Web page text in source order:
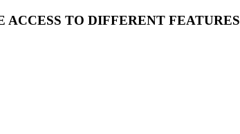
TO DIFFERENT FEATURES